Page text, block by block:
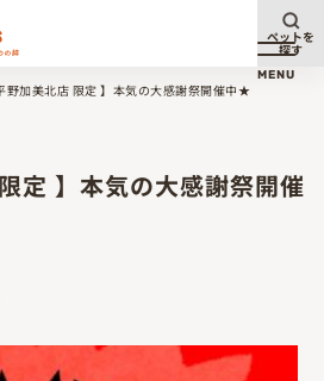
メニ
MENU
ペットを
探す
加美北店 限定 】本気の大感謝祭開催中★
定 】本気の大感謝祭開催